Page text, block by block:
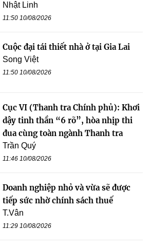
Nhật Linh
11:50 10/08/2026
Cuộc đại tái thiết nhà ở tại Gia Lai
Song Việt
11:50 10/08/2026
Cục VI (Thanh tra Chính phủ): Khơi
dậy tinh thần “6 rõ”, hòa nhịp thi
đua cùng toàn ngành Thanh tra
Trần Quý
11:46 10/08/2026
Doanh nghiệp nhỏ và vừa sẽ được
tiếp sức nhờ chính sách thuế
T.Vân
11:29 10/08/2026